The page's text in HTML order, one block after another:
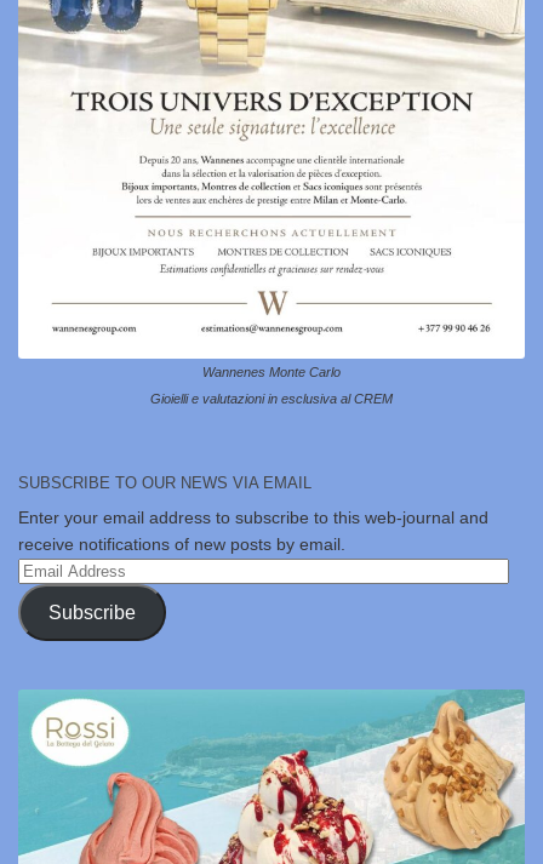
Wannenes Monte Carlo
Gioielli e valutazioni in esclusiva al CREM
SUBSCRIBE TO OUR NEWS VIA EMAIL
Enter your email address to subscribe to this web-journal and
receive notifications of new posts by email.
Email
Address
Subscribe